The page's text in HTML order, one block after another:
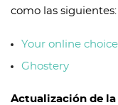
como las siguientes:
Your online
Ghostery
Actualización de